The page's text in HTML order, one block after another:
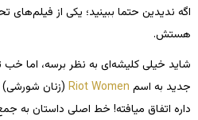
اگه ندیدین حتما ببینید؛ یکی از
هستش.
شاید خیلی کلیشه‌ای به نظر برسه، اما
جدید به اسم Riot Women(زنان شورشی)
داره اتفاق میافته! خط اصلی داستان به